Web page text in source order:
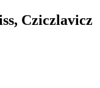
Cziczlavicz